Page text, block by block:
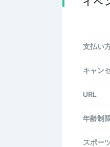
支払い
キャン
URL
年齢制
スポー